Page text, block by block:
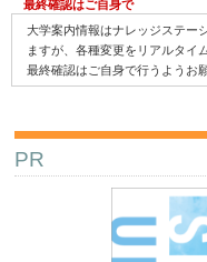
最終確認はご自身で
大学案内情報はナレッジステー
ますが、各種変更をリアルタイ
最終確認はご自身で行うようお
PR